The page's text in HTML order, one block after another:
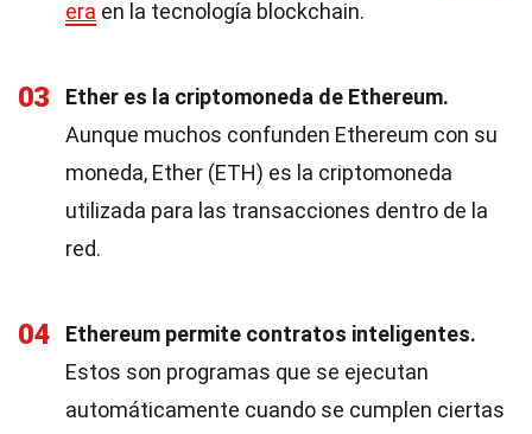
era en la tecnología blockchain.
03
Ether es la criptomoneda de Ethereum.
Aunque muchos confunden Ethereum con su
moneda, Ether (ETH) es la criptomoneda
utilizada para las transacciones dentro de la
red.
04
Ethereum permite contratos inteligentes.
Estos son programas que se ejecutan
automáticamente cuando se cumplen ciertas